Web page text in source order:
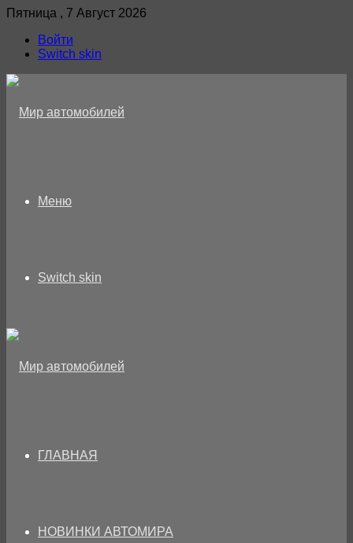
Пятница , 7 Август 2026
Войти
Switch skin
Меню
Switch skin
ГЛАВНАЯ
НОВИНКИ АВТОМИРА